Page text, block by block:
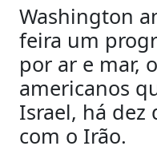
Washington
feira um
por ar e mar,
americanos
Israel, há dez
com o Irão.